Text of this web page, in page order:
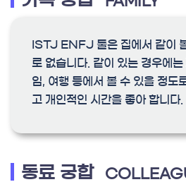
ISTJ ENFJ 둘은 집에서 같이
로 없습니다. 같이 있는 경우에
임, 여행 등에서 볼 수 있을 정도
고 개인적인 시간을 좋아 합니다.
동료 궁합